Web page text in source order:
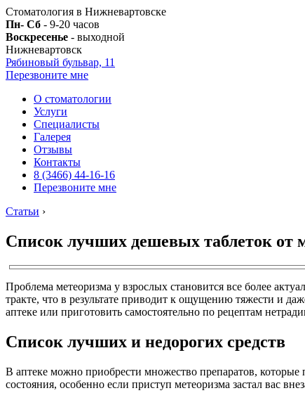
Стоматология в Нижневартовске
Пн- Сб - 9-20 часов
Воскресенье - выходной
Нижневартовск
Рябиновый бульвар, 11
Перезвоните мне
О стоматологии
Услуги
Специалисты
Галерея
Отзывы
Контакты
8 (3466) 44-16-16
Перезвоните мне
Статьи ›
Список лучших дешевых таблеток от
Проблема метеоризма у взрослых становится все более
тракте, что в результате приводит к ощущению тяжести и
аптеке или приготовить самостоятельно по рецептам
Список лучших и недорогих средств
В аптеке можно приобрести множество препаратов, которые
состояния, особенно если приступ метеоризма застал вас